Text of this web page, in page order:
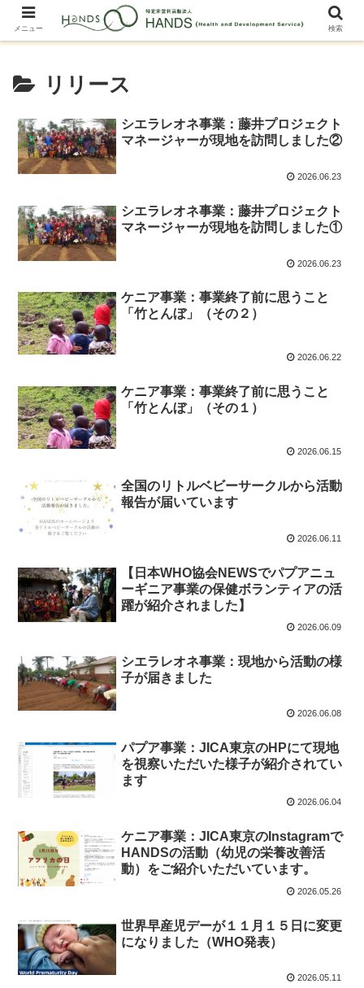
リリース
シエラレオネ事業：藤井プロジェクト
マネージャーが現地を訪問しました②
2026.06.23
シエラレオネ事業：藤井プロジェクト
マネージャーが現地を訪問しました①
2026.06.23
ケニア事業：事業終了前に思うこと
「竹とんぼ」（その２）
2026.06.22
ケニア事業：事業終了前に思うこと
「竹とんぼ」（その１）
2026.06.15
全国のリトルベビーサークルから活動
報告が届いています
2026.06.11
【日本WHO協会NEWSでパプアニュ
ーギニア事業の保健ボランティアの活
躍が紹介されました】
2026.06.09
シエラレオネ事業：現地から活動の様
子が届きました
2026.06.08
パプア事業：JICA東京のHPにて現地
を視察いただいた様子が紹介されてい
ます
2026.06.04
ケニア事業：JICA東京のInstagramで
HANDSの活動（幼児の栄養改善活
動）をご紹介いただいています。
2026.05.26
世界早産児デーが１１月１５日に変更
になりました（WHO発表）
2026.05.11
メニュー 検索